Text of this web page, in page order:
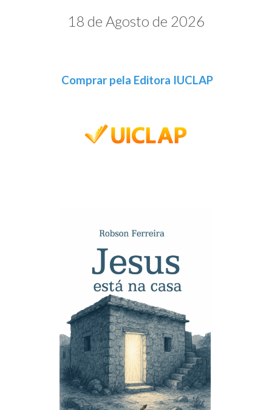
18 de Agosto de 2026
Comprar pela Editora IUCLAP